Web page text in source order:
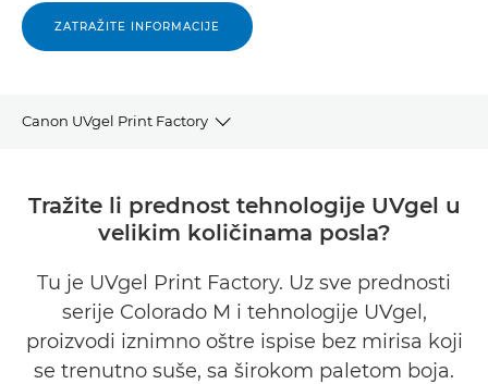
ZATRAŽITE INFORMACIJE
Canon UVgel Print Factory
Videozapis proizvoda
Tražite li prednost tehnologije UVgel u
velikim količinama posla?
Tu je UVgel Print Factory. Uz sve prednosti
serije Colorado M i tehnologije UVgel,
proizvodi iznimno oštre ispise bez mirisa koji
se trenutno suše, sa širokom paletom boja.